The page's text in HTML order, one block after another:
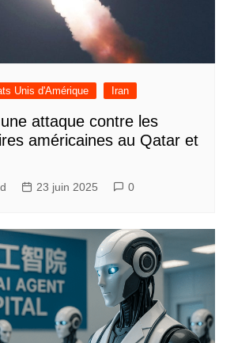
Unis d'Amérique Iran
une attaque contre les
américaines au Qatar et
23 juin 2025 0